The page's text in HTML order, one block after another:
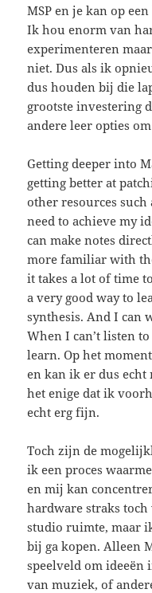
MSP en je kan op
Ik hou enorm van
experimenteren
niet. Dus als ik
dus houden bij die
grootste investering
andere leer opties
Getting deeper into
getting better at
other resources
need to achieve my
can make notes
more familiar with
it takes a lot of time
a very good way to
synthesis. And I can
When I can’t listen
learn. Op het
en kan ik er dus
het enige dat ik
echt erg fijn.
Toch zijn de
ik een proces
en mij kan
hardware straks
studio ruimte, maar
bij ga kopen. Alleen
speelveld om ideeën
van muziek, of